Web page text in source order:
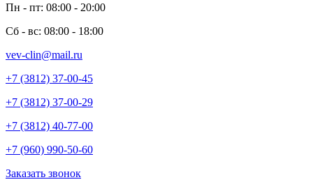
Пн - пт: 08:00 - 20:00
Сб - вс: 08:00 - 18:00
vev-clin@mail.ru
+7 (3812) 37-00-45
+7 (3812) 37-00-29
+7 (3812) 40-77-00
+7 (960) 990-50-60
Заказать звонок